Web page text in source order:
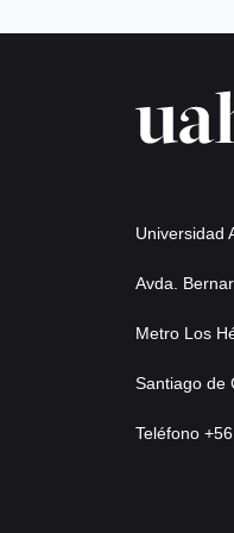
Universidad
Avda.
Metro Los
Santiago de
Teléfono